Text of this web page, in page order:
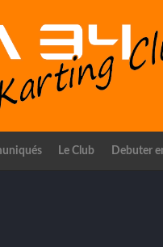
Le Club Debuter